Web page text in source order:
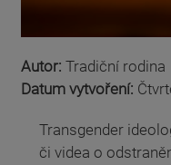
Autor: Tradiční rodina
Datum vytvoření:
Transgender
či videa o